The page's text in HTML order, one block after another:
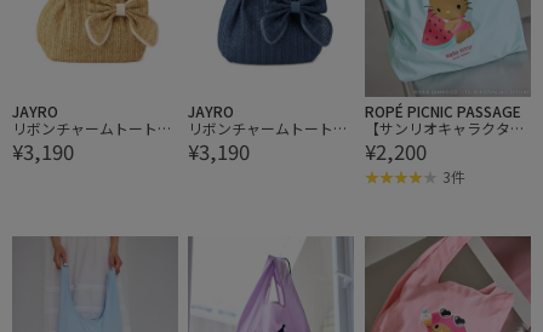
JAYRO
リボンチャームトートバ
ッグ
¥3,190
JAYRO
リボンチャームトートバ
ッグ
¥3,190
ROPÉ PICNIC PASSAGE
【サンリオキャラクター
ズ×ROPE' PICNIC】日焼
けデザイン 折りたたみエ
コトートバッグ
¥2,200
3件